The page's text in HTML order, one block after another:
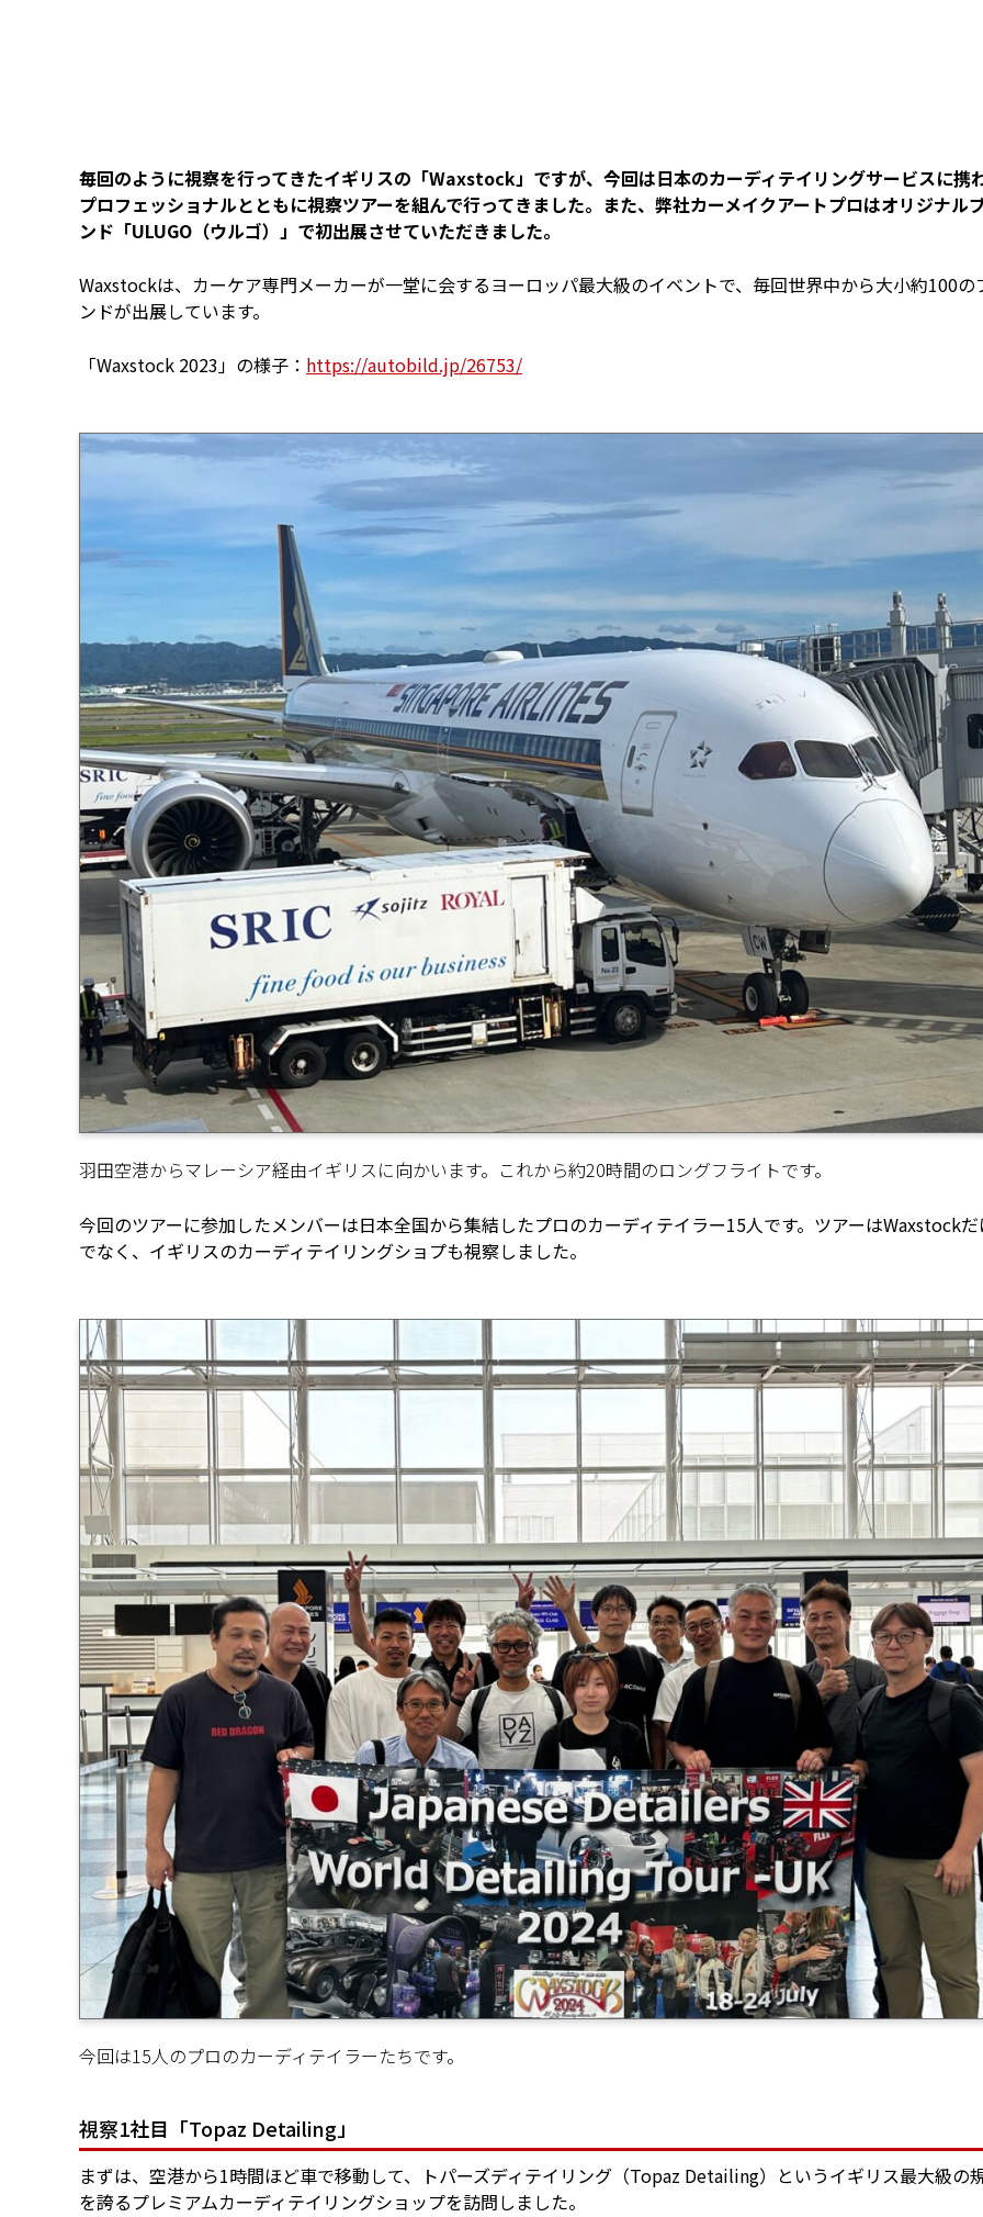
毎回のように視察を行ってきたイギリスの「Waxstock」ですが、今回は日本のカーディテイリングサービスに携
プロフェッショナルとともに視察ツアーを組んで行ってきました。また、弊社カーメイクアートプロはオリジナル
ンド「ULUGO（ウルゴ）」で初出展させていただきました。
Waxstockは、カーケア専門メーカーが一堂に会するヨーロッパ最大級のイベントで、毎回世界中から大小約100の
ンドが出展しています。
「Waxstock 2023」の様子： https://autobild.jp/26753/
羽田空港からマレーシア経由イギリスに向かいます。これから約20時間のロングフライトです。
今回のツアーに参加したメンバーは日本全国から集結したプロのカーディテイラー15人です。ツアーはWaxstock
でなく、イギリスのカーディテイリングショプも視察しました。
今回は15人のプロのカーディテイラーたちです。
視察1社目「Topaz Detailing」
まずは、空港から1時間ほど車で移動して、トパーズディテイリング（Topaz Detailing）というイギリス最大級の
を誇るプレミアムカーディテイリングショップを訪問しました。